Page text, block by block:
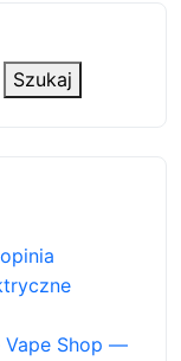
Szukaj
Vape Shop —